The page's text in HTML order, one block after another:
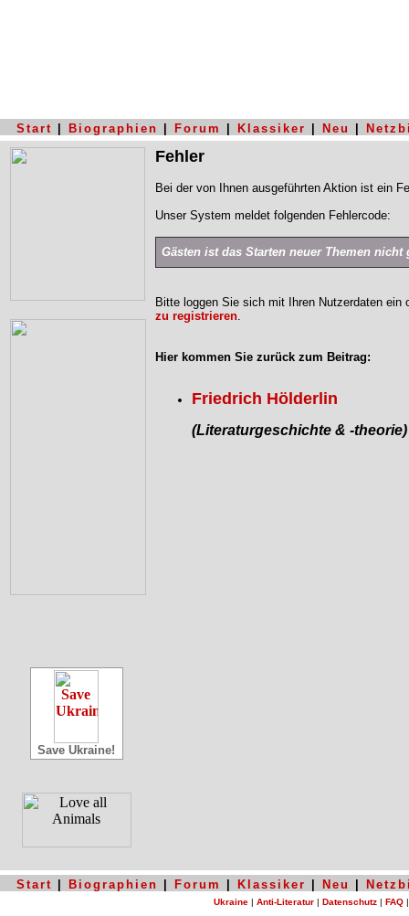
Start Biographien Forum Klassiker Neu
Save Ukraine!
Fehler
Bei der von Ihnen ausgeführten Aktion ist ein
Unser System meldet folgenden Fehlercode:
Gästen ist das Starten neuer Themen nicht
Bitte loggen Sie sich mit Ihren Nutzerdaten
zu registrieren.
Hier kommen Sie zurück zum Beitrag:
Friedrich Hölderlin
(Literaturgeschichte & -theorie)
Start Biographien Forum Klassiker Neu
Ukraine | Anti-Literatur | Datenschutz | FAQ